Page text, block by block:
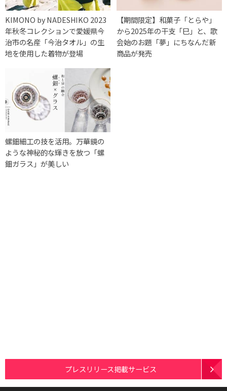
KIMONO by NADESHIKO 2023
年秋冬コレクションで愛媛県今
治市の名産「今治タオル」の生
地を使用した着物が登場
【期間限定】和菓子「とらや」
から2025年の干支「巳」と、歌
会始のお題「夢」にちなんだ新
商品が発売
螺鈿細工の技を活用。万華鏡の
ような神秘的な輝きを放つ「螺
鈿ガラス」が美しい
プレスリリース掲載サービス